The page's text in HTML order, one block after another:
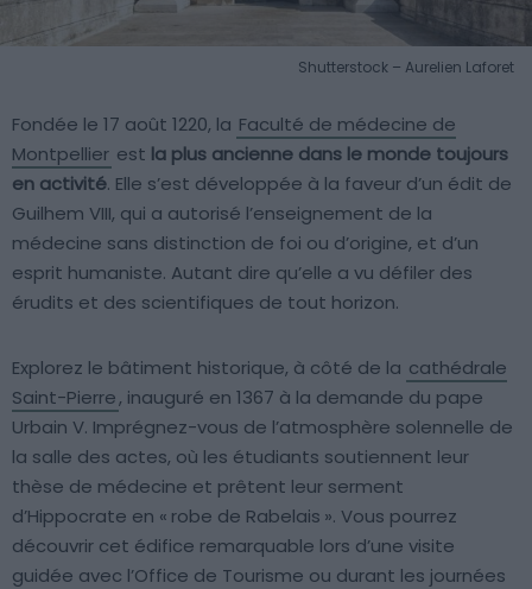
Shutterstock – Aurelien Laforet
Fondée le 17 août 1220, la Faculté de médecine de
Montpellier est la plus ancienne dans le monde toujours
en activité. Elle s’est développée à la faveur d’un édit de
Guilhem VIII, qui a autorisé l’enseignement de la
médecine sans distinction de foi ou d’origine, et d’un
esprit humaniste. Autant dire qu’elle a vu défiler des
érudits et des scientifiques de tout horizon.
Explorez le bâtiment historique, à côté de la cathédrale
Saint-Pierre, inauguré en 1367 à la demande du pape
Urbain V. Imprégnez-vous de l’atmosphère solennelle de
la salle des actes, où les étudiants soutiennent leur
thèse de médecine et prêtent leur serment
d’Hippocrate en « robe de Rabelais ». Vous pourrez
découvrir cet édifice remarquable lors d’une visite
guidée avec l’Office de Tourisme ou durant les journées